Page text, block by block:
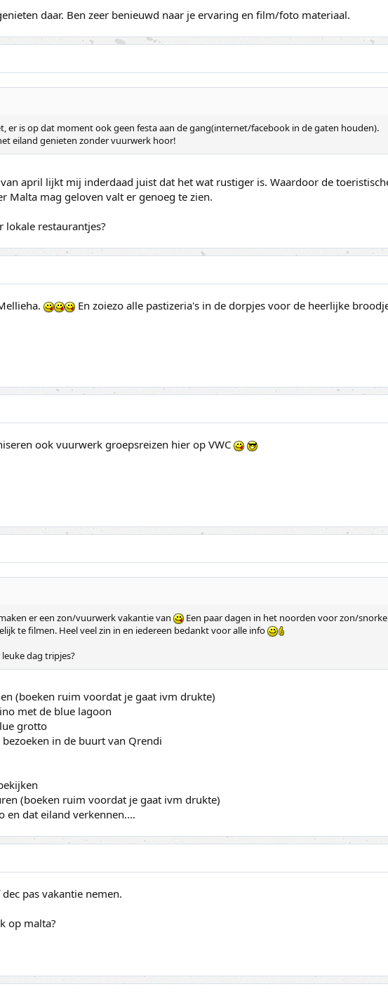
daar. Ben zeer benieuwd naar je ervaring en film/foto materiaal.
er is op dat moment ook geen festa aan de gang(internet/facebook in de gaten houden).
eiland genieten zonder vuurwerk hoor!
april lijkt mij inderdaad juist dat het wat rustiger is. Waardoor de
Malta mag geloven valt er genoeg te zien.
lokale restaurantjes?
En zoiezo alle pastizeria's in de dorpjes voor de heerlijke
ook vuurwerk groepsreizen hier op VWC
er een zon/vuurwerk vakantie van
Een paar dagen in het noorden voor zon/
te filmen. Heel veel zin in en iedereen bedankt voor alle info
dag tripjes?
(boeken ruim voordat je gaat ivm drukte)
met de blue lagoon
grotto
in de buurt van Qrendi
(boeken ruim voordat je gaat ivm drukte)
en dat eiland verkennen....
pas vakantie nemen.
op malta?